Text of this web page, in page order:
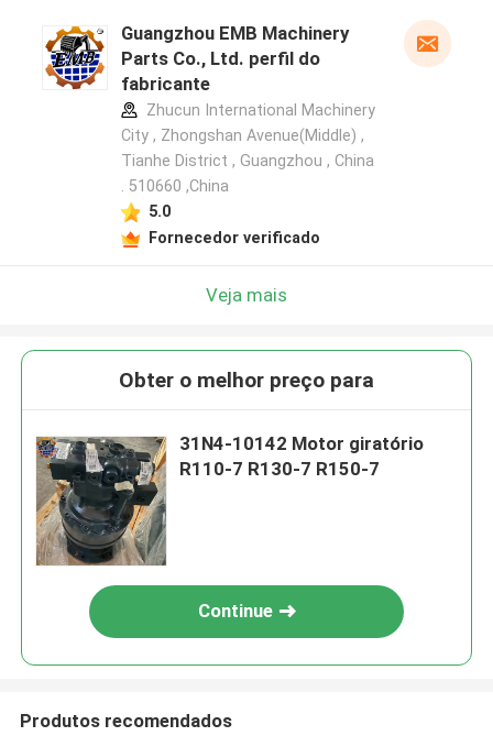
Guangzhou EMB Machinery
Parts Co., Ltd. perfil do
fabricante
Zhucun International Machinery
City , Zhongshan Avenue(Middle) ,
Tianhe District , Guangzhou , China
. 510660 ,China
5.0
Fornecedor verificado
Veja mais
Obter o melhor preço para
31N4-10142 Motor giratório
R110-7 R130-7 R150-7
Continue
Produtos recomendados